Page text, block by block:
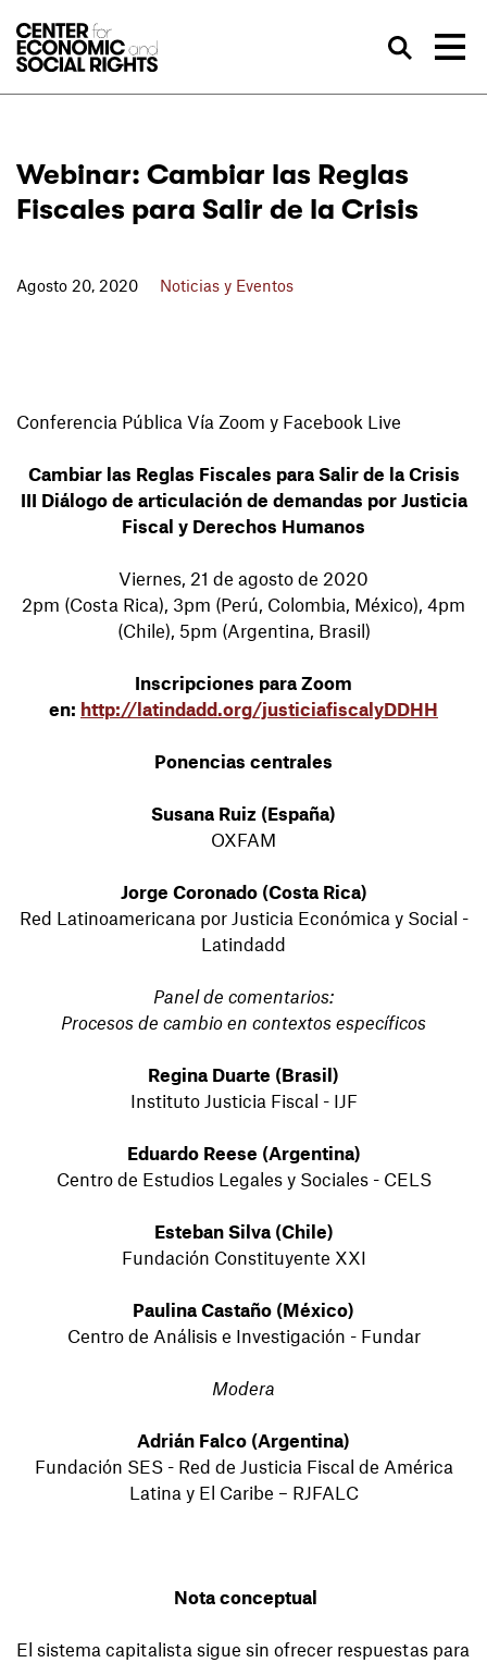
Webinar: Cambiar las Reglas
Fiscales para Salir de la Crisis
Agosto 20, 2020 Noticias y Eventos
Conferencia Pública Vía Zoom y Facebook Live
Cambiar las Reglas Fiscales para Salir de la Crisis
III Diálogo de articulación de demandas por Justicia
Fiscal y Derechos Humanos
Viernes, 21 de agosto de 2020
2pm (Costa Rica), 3pm (Perú, Colombia, México), 4pm
(Chile), 5pm (Argentina, Brasil)
Inscripciones para Zoom
en: http://latindadd.org/justiciafiscalyDDHH
Ponencias centrales
Susana Ruiz (España)
OXFAM
Jorge Coronado (Costa Rica)
Red Latinoamericana por Justicia Económica y Social -
Latindadd
Panel de comentarios:
Procesos de cambio en contextos específicos
Regina Duarte (Brasil)
Instituto Justicia Fiscal - IJF
Eduardo Reese (Argentina)
Centro de Estudios Legales y Sociales - CELS
Esteban Silva (Chile)
Fundación Constituyente XXI
Paulina Castaño (México)
Centro de Análisis e Investigación - Fundar
Modera
Adrián Falco (Argentina)
Fundación SES - Red de Justicia Fiscal de América
Latina y El Caribe – RJFALC
Nota conceptual
El sistema capitalista sigue sin ofrecer respuestas para